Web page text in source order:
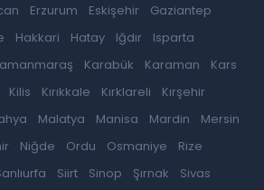
Erzurum Eskişehir
Gaziantep
Hakkari Hatay Iğdır
Isparta
Karabük Karaman
Kars
Kilis Kırıkkale Kırklareli
Kırşehir
Malatya Manisa Mardin
Mersin
Niğde Ordu Osmaniye
Rize
Siirt Sinop Şırnak
Sivas